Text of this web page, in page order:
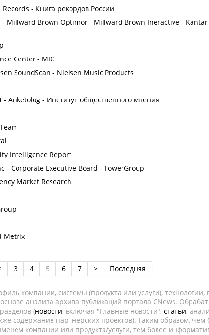
- Книга рекордов России
Millward Brown Optimor - Millward Brown Ineractive -
Center - MIC
SoundScan - Nielsen Music Products
Anketolog - Институт общественного мнения
Intelligence Report
- Corporate Executive Board - TowerGroup
Market Research
Metrix
3 4 5 6 7 > Последняя
компании, системы (продукта или услуги), технологии,
анализа архива публикаций портала CNews.
(новости, включая "Главные новости", статьи,
содержание партнёрских проектов). Таким образом,
компании или продукта/услуги, тем более